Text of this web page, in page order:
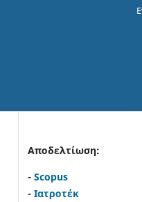
Αποδελτίωση:
- Scopus
- Ιατροτέκ